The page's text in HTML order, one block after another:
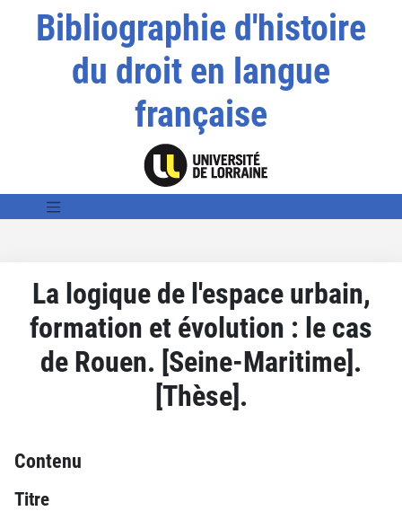
Bibliographie d'histoire
du droit en langue
française
La logique de l'espace urbain,
formation et évolution : le cas
de Rouen. [Seine-Maritime].
[Thèse].
Contenu
Titre